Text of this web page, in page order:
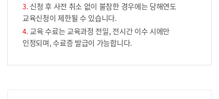
신청 후 사전 취소 없이 불참한 경우에는 당해연도
교육신청이 제한될 수 있습니다.
교육 수료는 교육과정 전일, 전시간 이수 시에만
인정되며, 수료증 발급이 가능합니다.